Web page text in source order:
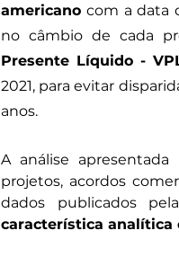
americano com a data
no câmbio de cada
Presente Líquido -
2021, para evitar
anos.
A análise
projetos, acordos
dados publicados
característica analítica